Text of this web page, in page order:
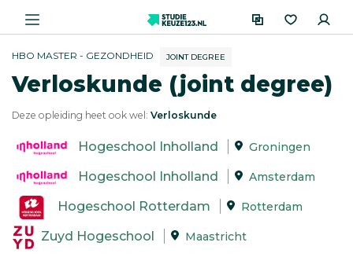
HBO MASTER - GEZONDHEID JOINT DEGREE
Verloskunde (joint degree)
Deze opleiding heet ook wel: Verloskunde
Hogeschool Inholland Groningen
Hogeschool Inholland Amsterdam
Hogeschool Rotterdam Rotterdam
Zuyd Hogeschool Maastricht